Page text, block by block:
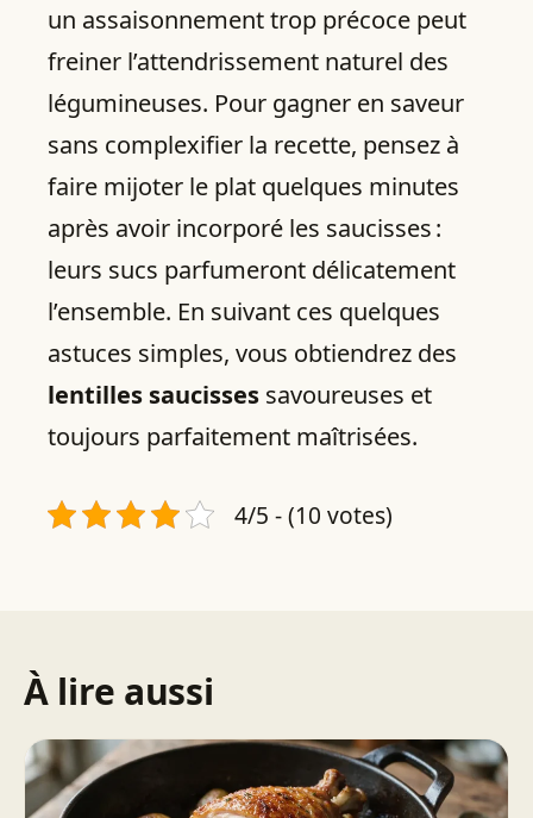
un assaisonnement trop précoce peut
freiner l’attendrissement naturel des
légumineuses. Pour gagner en saveur
sans complexifier la recette, pensez à
faire mijoter le plat quelques minutes
après avoir incorporé les saucisses :
leurs sucs parfumeront délicatement
l’ensemble. En suivant ces quelques
astuces simples, vous obtiendrez des
lentilles saucisses savoureuses et
toujours parfaitement maîtrisées.
4/5 - (10 votes)
À lire aussi